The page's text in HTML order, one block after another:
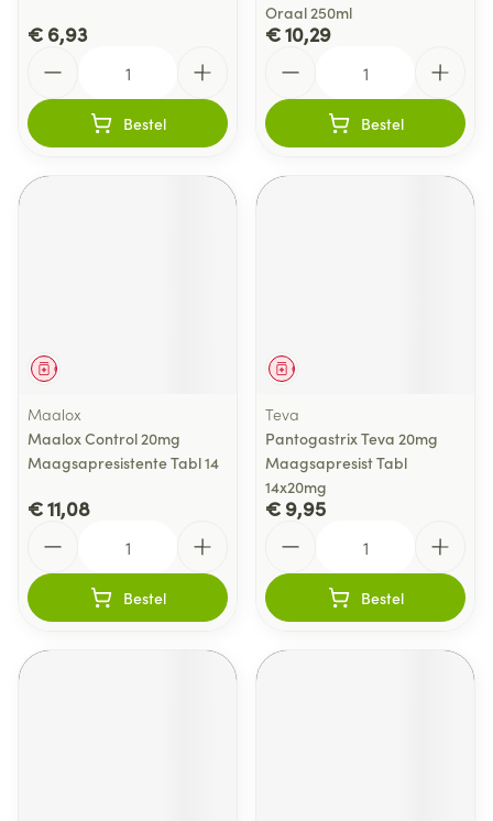
€ 6,93
Bestel
Oraal 250ml
€ 10,29
Bestel
Geneesmiddel
Maalox
Maalox Control 20mg
Maagsapresistente Tabl 14
€ 11,08
Bestel
Geneesmiddel
Teva
Pantogastrix Teva 20mg
Maagsapresist Tabl
14x20mg
€ 9,95
Bestel